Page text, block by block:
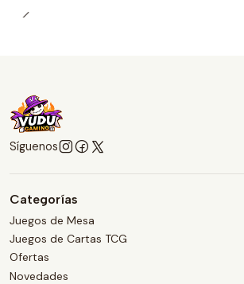
Síguenos
Categorías
Juegos de Mesa
Juegos de Cartas TCG
Ofertas
Novedades